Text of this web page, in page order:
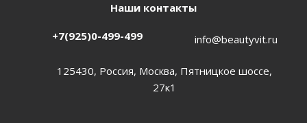
Наши контакты
+7(925)0-499-499 info@beautyvit.ru
125430, Россия, Москва, Пятницкое шоссе,
27к1